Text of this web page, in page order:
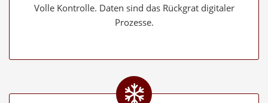
Volle Kontrolle. Daten sind das Rückgrat digitaler
Prozesse.